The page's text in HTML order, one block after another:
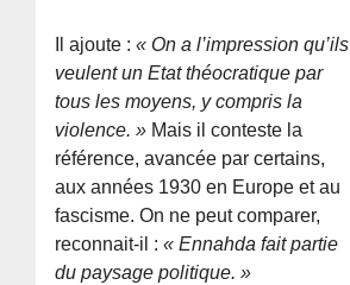
Il ajoute :« On a l’impression qu’ils
veulent un Etat théocratique par
tous les moyens, y compris la
violence. » Mais il conteste la
référence, avancée par certains,
aux années 1930 en Europe et au
fascisme. On ne peut comparer,
reconnait-il :« Ennahda fait partie
du paysage politique. »